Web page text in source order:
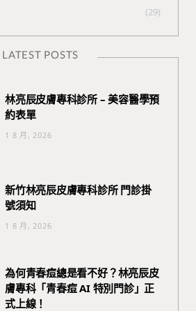
(29)
LATEST POSTS
林亮辰皮膚專科診所 – 美容醫學預
約表單
1 8 月, 2026
新竹林亮辰皮膚專科診所 門診掛
號須知
1 8 月, 2026
為何青春痘總是看不好？林亮辰皮
膚專科「青春痘 AI 特別門診」正
式上線！